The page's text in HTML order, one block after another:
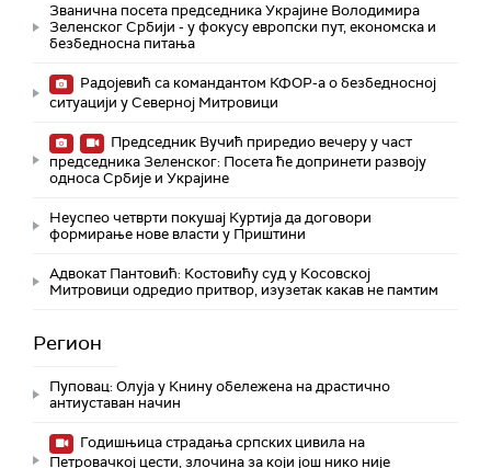
Званична посета председника Украјине Володимира
Зеленског Србији - у фокусу европски пут, економска и
безбедносна питања
Радојевић са командантом КФОР-а о безбедносној
ситуацији у Северној Митровици
Председник Вучић приредио вечеру у част
председника Зеленског: Посета ће допринети развоју
односа Србије и Украјине
Неуспео четврти покушај Куртија да договори
формирање нове власти у Приштини
Адвокат Пантовић: Костовићу суд у Косовској
Митровици одредио притвор, изузетак какав не памтим
Регион
Пуповац: Олуја у Книну обележена на драстично
антиуставан начин
Годишњица страдања српских цивила на
Петровачкој цести, злочина за који још нико није